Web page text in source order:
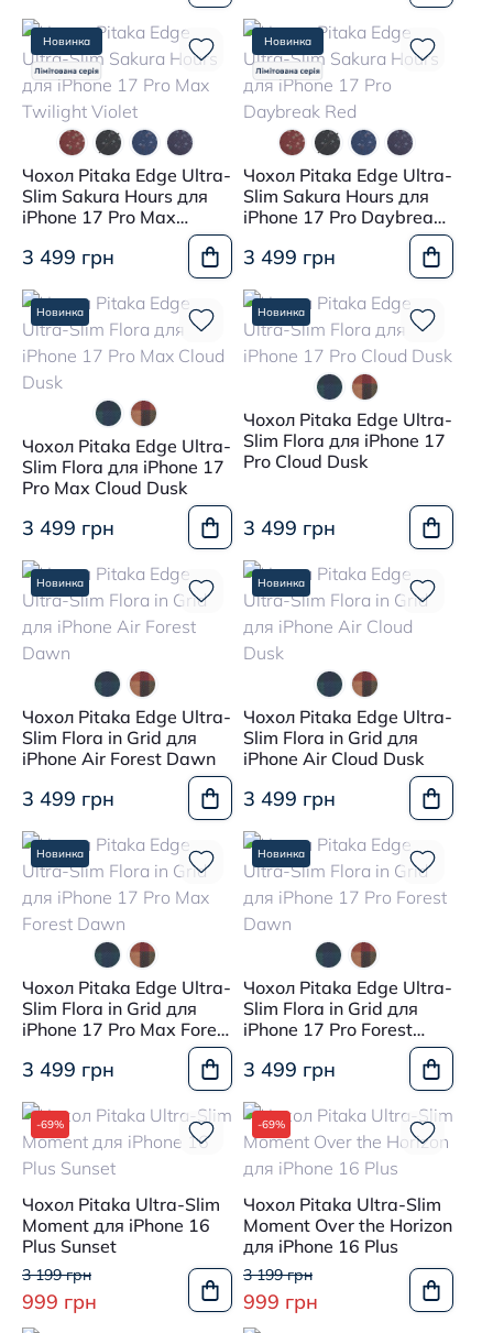
Новинка
Чохол Pitaka Edge Ultra-
Slim Sakura Hours для
iPhone 17 Pro Max
3 499 грн
Новинка
Чохол Pitaka Edge Ultra-
Slim Sakura Hours для
iPhone 17 Pro Daybreak
3 499 грн
Новинка
Чохол Pitaka Edge Ultra-
Slim Flora для iPhone 17
Pro Max Cloud Dusk
3 499 грн
Новинка
Чохол Pitaka Edge Ultra-
Slim Flora для iPhone 17
Pro Cloud Dusk
3 499 грн
Новинка
Чохол Pitaka Edge Ultra-
Slim Flora in Grid для
iPhone Air Forest Dawn
3 499 грн
Новинка
Чохол Pitaka Edge Ultra-
Slim Flora in Grid для
iPhone Air Cloud Dusk
3 499 грн
Новинка
Чохол Pitaka Edge Ultra-
Slim Flora in Grid для
iPhone 17 Pro Max Forest
3 499 грн
Новинка
Чохол Pitaka Edge Ultra-
Slim Flora in Grid для
iPhone 17 Pro Forest
3 499 грн
-69%
Чохол Pitaka Ultra-Slim
Moment для iPhone 16
Plus Sunset
3 199 грн
999 грн
-69%
Чохол Pitaka Ultra-Slim
Moment Over the Horizon
для iPhone 16 Plus
3 199 грн
999 грн